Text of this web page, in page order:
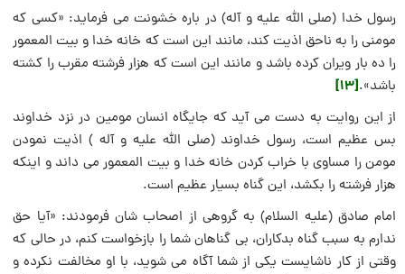
رسول خدا (صلی الله علیه و آله) در باره خشونت می فرماید: «کسی که
مومنی را به ناحق اذیت کند، مانند این است که خانه خدا و بیت المعمور
را ده بار ویران کرده باشد و مانند این است که هزار فرشته مقرب را کشته
باشد».[13]
از این روایت به دست می آید که جایگاه انسان مومین در نزد خداوند
بس عظیم است، رسول خداوند (صلی الله علیه و آله ) اذیت نمودن
مومن را مساوی با خراب کردن خانه خدا و بیت المعمور می داند و اینکه
هزار فرشته را بکشد، این گناه بسیار عظیم است.
امام صادق (علیه السلام) به گروهی از اصحاب شان فرمودند: «آیا حق
ندارم به سبب گناه بدکاران، بی گناهان شما را بازخواست کنم، در حالی که
وقتی از کار ناشایست یکی از شما آگاه می شوید، با او مخالفت نکرده و